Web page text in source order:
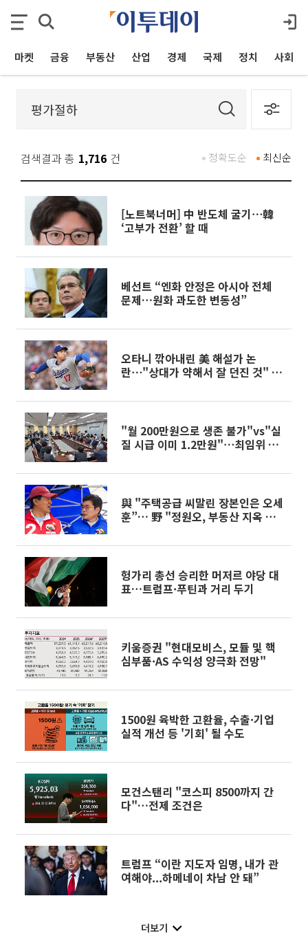
마켓 금융 부동산 산업 경제 국제 정치 사회
검색결과 총 1,716 건 최신순
정확도순
[노트북너머] 中 반도체 굴기⋯韓
‘고부가 전환’ 할 때
베선트 “엔화 안정은 아시아 전체
문제…원화 과도한 변동성”
오타니 깎아내린 美 해설가 논
란⋯"상대가 약해서 잘 던진 것" 주
"월 200만원으로 생존 불가"vs"실
질 시급 이미 1.2만원"⋯최임위 노
與 "주택공급 씨말린 장본인은 오세
훈”… 野 "정원오, 부동산 지옥 만
헝가리 총선 승리한 머저르 야당 대
표…트럼프·푸틴과 거리 두기
키움증권 "현대모비스, 모듈 및 핵
심부품·AS 수익성 양극화 전망"
1500원 육박한 고환율, 수출·기업
실적 개선 등 '기회' 될 수도
모건스탠리 "코스피 8500까지 간
다"…전제 조건은
트럼프 “이란 지도자 임명, 내가 관
여해야...하메네이 차남 안 돼”
더보기